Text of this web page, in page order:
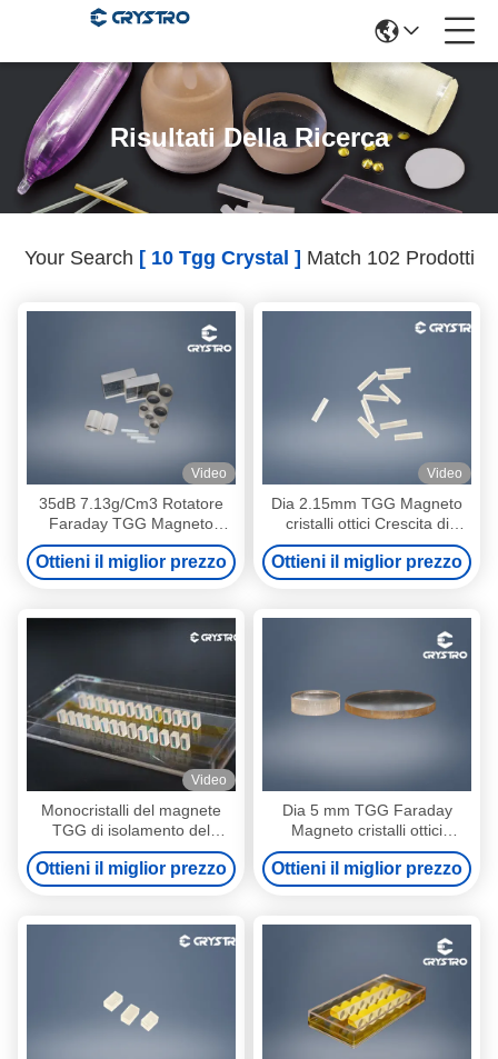
Risultati Della Ricerca
Your Search [ 10 Tgg Crystal ] Match 102 Prodotti
Video
35dB 7.13g/Cm3 Rotatore
Faraday TGG Magneto
cristalli ottici
Ottieni il miglior prezzo
Video
Dia 2.15mm TGG Magneto
cristalli ottici Crescita di
Czochralski
Ottieni il miglior prezzo
Video
Monocristalli del magnete
TGG di isolamento del
polarizzatore di Faraday alti
ottici
Ottieni il miglior prezzo
Dia 5 mm TGG Faraday
Magneto cristalli ottici
TB3Ga5O12
Ottieni il miglior prezzo